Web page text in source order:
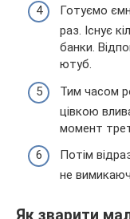
Готуємо
раз. Існує
банки.
ютуб.
Тим часом
цівкою
момент
Потім
не